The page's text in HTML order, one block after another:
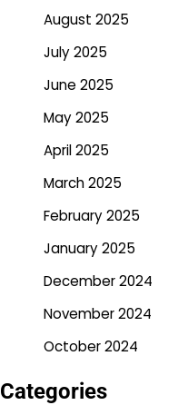
August 2025
July 2025
June 2025
May 2025
April 2025
March 2025
February 2025
January 2025
December 2024
November 2024
October 2024
Categories